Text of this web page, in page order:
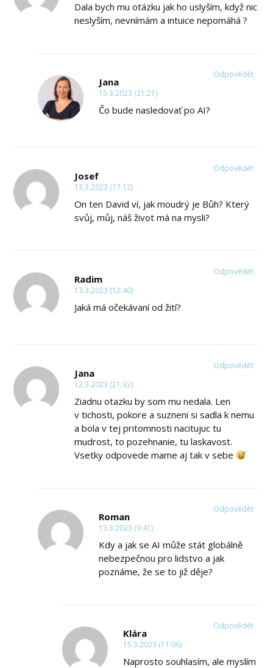
Dala bych mu otázku jak ho uslyším, když nic
neslyším, nevnímám a intuice nepomáhá ?
Jana
15.3.2023 (21:21)
Čo bude nasledovať po AI?
Odpovědět
Josef
13.3.2023 (17:12)
On ten David ví, jak moudrý je Bůh? Který
svůj, můj, náš život má na mysli?
Odpovědět
Radim
13.3.2023 (12:40)
Jaká má očekávaní od žití?
Odpovědět
Jana
12.3.2023 (21:32)
Ziadnu otazku by som mu nedala. Len
v tichosti, pokore a suzneni si sadla k nemu
a bola v tej pritomnosti nacitujuc tu
mudrost, to pozehnanie, tu laskavost.
Vsetky odpovede mame aj tak v sebe
Odpovědět
Roman
13.3.2023 (9:41)
Kdy a jak se AI může stát globálně
nebezpečnou pro lidstvo a jak
poznáme, že se to již děje?
Odpovědět
Klára
15.3.2023 (11:06)
Naprosto souhlasím, ale myslím
Odpovědět